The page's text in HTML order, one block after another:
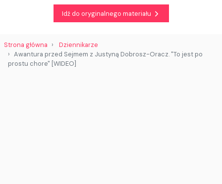
Idź do oryginalnego materiału
Strona główna
Dziennikarze
Awantura przed Sejmem z Justyną Dobrosz-Oracz. "To jest po
prostu chore" [WIDEO]